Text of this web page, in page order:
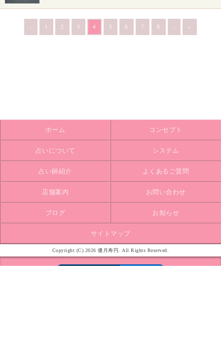
‹ 1 2 3 4 5 6 7 8 › »
ホーム コンセプト
占いについて システム
占い師紹介 よくあるご質問
店舗案内 お問い合わせ
ブログ お知らせ
サイトマップ
Copyright (C) 2026 優月寿円. All Rights Reserved.